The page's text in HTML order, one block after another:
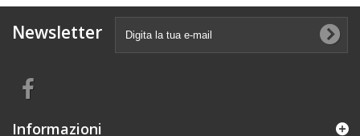
Newsletter
Informazioni